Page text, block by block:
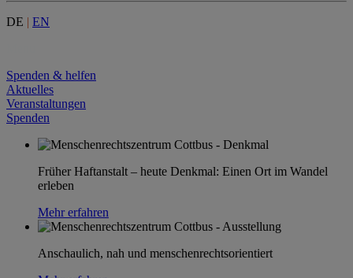
DE | EN
Spenden & helfen
Aktuelles
Veranstaltungen
Spenden
Früher Haftanstalt – heute Denkmal: Einen Ort im Wandel
erleben
Mehr erfahren
Anschaulich, nah und menschenrechtsorientiert